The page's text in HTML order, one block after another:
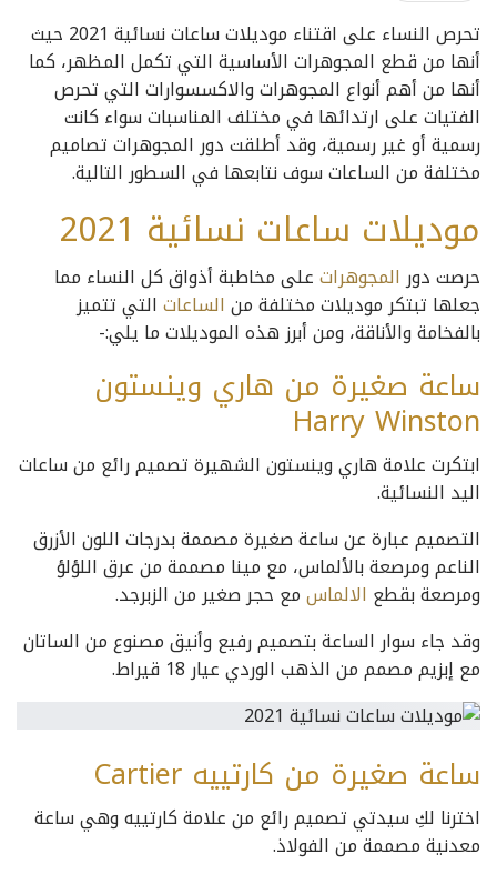
تحرص النساء على اقتناء موديلات ساعات نسائية 2021 حيث
أنها من قطع المجوهرات الأساسية التي تكمل المظهر، كما
أنها من أهم أنواع المجوهرات والاكسسوارات التي تحرص
الفتيات على ارتدائها في مختلف المناسبات سواء كانت
رسمية أو غير رسمية، وقد أطلقت دور المجوهرات تصاميم
مختلفة من الساعات سوف نتابعها في السطور التالية.
موديلات ساعات نسائية 2021
حرصت دور المجوهراتعلى مخاطبة أذواق كل النساء مما
جعلها تبتكر موديلات مختلفة من الساعاتالتي تتميز
بالفخامة والأناقة، ومن أبرز هذه الموديلات ما يلي:-
ساعة صغيرة من هاري وينستون
Harry Winston
ابتكرت علامة هاري وينستون الشهيرة تصميم رائع من ساعات
اليد النسائية.
التصميم عبارة عن ساعة صغيرة مصممة بدرجات اللون الأزرق
الناعم ومرصعة بالألماس، مع مينا مصممة من عرق اللؤلؤ
ومرصعة بقطع الالماسمع حجر صغير من الزبرجد.
وقد جاء سوار الساعة بتصميم رفيع وأنيق مصنوع من الساتان
مع إبزيم مصمم من الذهب الوردي عيار 18 قيراط.
ساعة صغيرة من كارتييه Cartier
اخترنا لكِ سيدتي تصميم رائع من علامة كارتييه وهي ساعة
معدنية مصممة من الفولاذ.